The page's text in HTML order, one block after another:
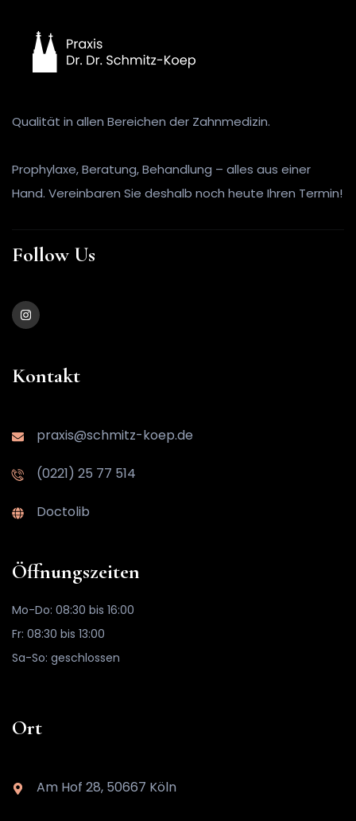
Qualität in allen Bereichen der Zahnmedizin.
Prophylaxe, Beratung, Behandlung – alles aus einer
Hand. Vereinbaren Sie deshalb noch heute Ihren Termin!
Follow Us
Kontakt
praxis@schmitz-koep.de
(0221) 25 77 514
Doctolib
Öffnungszeiten
Mo-Do: 08:30 bis 16:00
Fr: 08:30 bis 13:00
Sa-So: geschlossen
Ort
Am Hof 28, 50667 Köln